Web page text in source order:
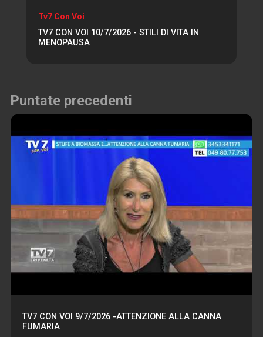
Tv7 Con Voi
TV7 CON VOI 10/7/2026 - STILI DI VITA IN
MENOPAUSA
Puntate precedenti
TV7 CON VOI 9/7/2026 -ATTENZIONE ALLA CANNA
FUMARIA